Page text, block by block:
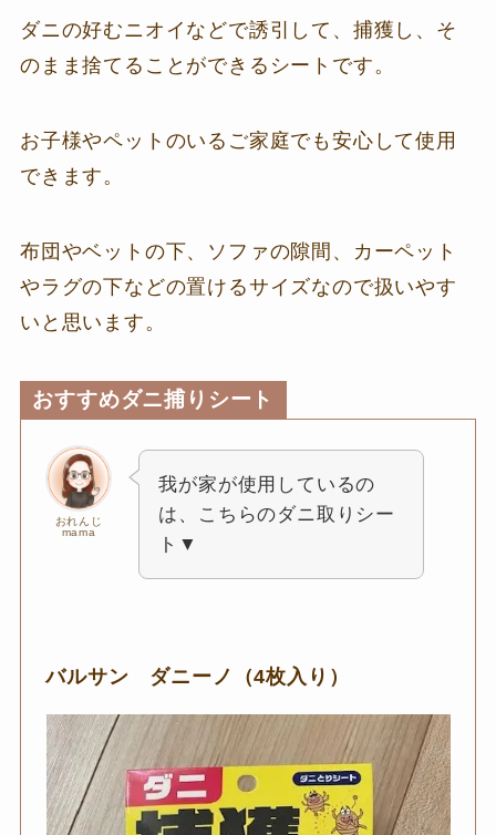
ダニの好むニオイなどで誘引して、捕獲し、そ
のまま捨てることができるシートです。
お子様やペットのいるご家庭でも安心して使用
できます。
布団やベットの下、ソファの隙間、カーペット
やラグの下などの置けるサイズなので扱いやす
いと思います。
おすすめダニ捕りシート
おれんじ
mama
我が家が使用しているの
は、こちらのダニ取りシー
ト▼
バルサン ダニーノ（4枚入り）